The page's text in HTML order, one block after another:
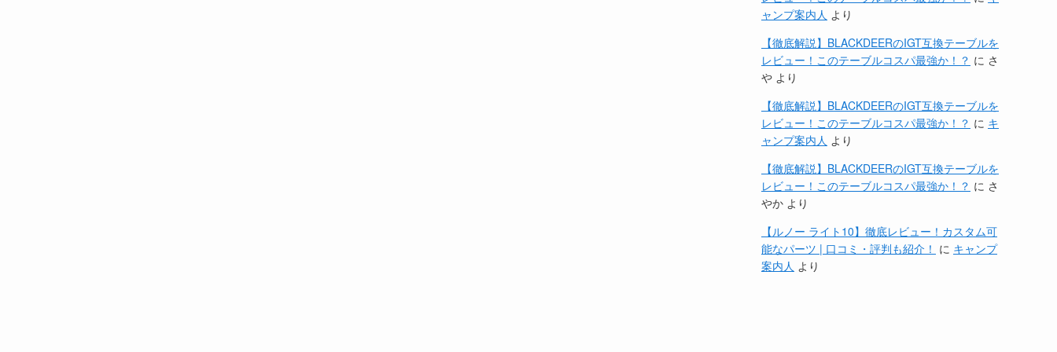
ャンプ案内人 より
【徹底解説】BLACKDEERのIGT互換テーブルを
レビュー！このテーブルコスパ最強か！？ に さ
や より
【徹底解説】BLACKDEERのIGT互換テーブルを
レビュー！このテーブルコスパ最強か！？ に キ
ャンプ案内人 より
【徹底解説】BLACKDEERのIGT互換テーブルを
レビュー！このテーブルコスパ最強か！？ に さ
やか より
【ルノー ライト10】徹底レビュー！カスタム可
能なパーツ | 口コミ・評判も紹介！ に キャンプ
案内人 より